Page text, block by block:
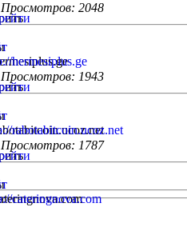
Просмотров: 2048
Просмотров: 1943
Просмотров: 1787